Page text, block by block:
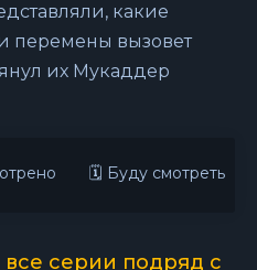
какие
перемены вызовет
их Мукаддер
🗓 Буду смотреть
серии подряд с